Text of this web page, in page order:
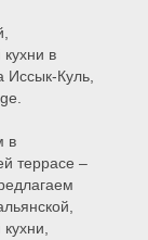
в
Иссык-Куль,
в
террасе –